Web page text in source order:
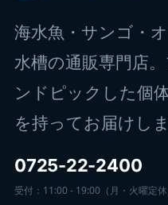
海水魚・サンゴ・
水槽の通販専門店
ンドピックした個
を持ってお届けしま
0725-22-2400
受付：11:00 - 19:00（月・火曜定休